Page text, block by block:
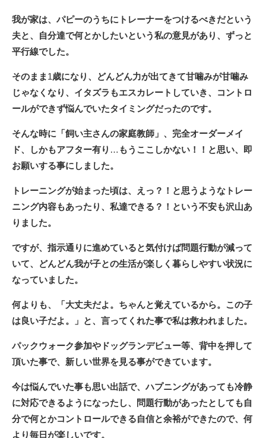
我が家は、パピーのうちにトレーナーをつけるべきだという
夫と、自分達で何とかしたいという私の意見があり、ずっと
平行線でした。
そのまま 1歳になり、どんどん力が出てきて甘噛みが甘噛み
じゃなくなり、イタズラもエスカレートしていき、コントロ
ールができず悩んでいたタイミングだったのです。
そんな時に「飼い主さんの家庭教師」、完全オーダーメイ
ド、しかもアフター有り … もうここしかない！！と思い、即
お願いする事にしました。
トレーニングが始まった頃は、えっ？！と思うようなトレー
ニング内容もあったり、私達できる？！という不安も沢山あ
りました。
ですが、指示通りに進めていると気付けば問題行動が減って
いて、どんどん我が子との生活が楽しく暮らしやすい状況に
なっていました。
何よりも、「大丈夫だよ。ちゃんと覚えているから。この子
は良い子だよ。」と、言ってくれた事で私は救われました。
パックウォーク参加やドッグランデビュー等、背中を押して
頂いた事で、新しい世界を見る事ができています。
今は悩んでいた事も思い出話で、ハプニングがあっても冷静
に対応できるようになったし、問題行動があったとしても自
分で何とかコントロールできる自信と余裕ができたので、何
より毎日が楽しいです。